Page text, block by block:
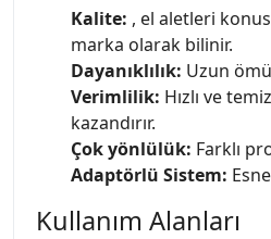
Kalite: , el aletleri
marka olarak bilinir.
Dayanıklılık: Uzun
Verimlilik: Hızlı ve
kazandırır.
Çok yönlülük: Farklı
Adaptörlü Sistem:
Kullanım Alanları